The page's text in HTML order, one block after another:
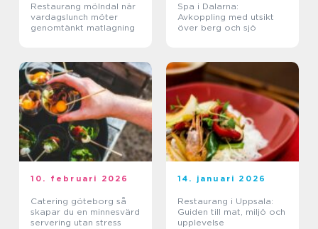
Restaurang mölndal när
vardagslunch möter
genomtänkt matlagning
Spa i Dalarna:
Avkoppling med utsikt
över berg och sjö
10. februari 2026
Catering göteborg så
skapar du en minnesvärd
servering utan stress
14. januari 2026
Restaurang i Uppsala:
Guiden till mat, miljö och
upplevelse